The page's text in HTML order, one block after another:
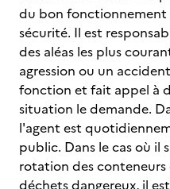
du bon fonctionnement
sécurité. Il est
des aléas les plus
agression ou un
fonction et fait appel à
situation le demande.
l'agent est
public. Dans le cas où il
rotation des
déchets dangereux, il